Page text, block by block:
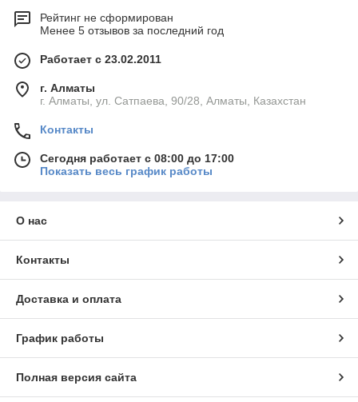
Рейтинг не сформирован
Менее 5 отзывов за последний год
Работает с 23.02.2011
г. Алматы
г. Алматы, ул. Сатпаева, 90/28, Алматы, Казахстан
Контакты
Сегодня работает с 08:00 до 17:00
Показать весь график работы
О нас
Контакты
Доставка и оплата
График работы
Полная версия сайта